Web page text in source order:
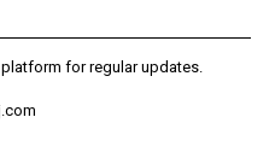
for regular updates.